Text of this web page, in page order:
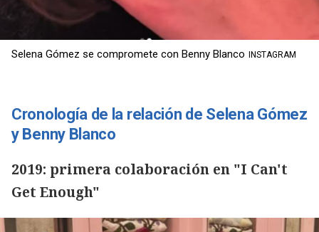
Selena Gómez se compromete con Benny Blanco INSTAGRAM
Cronología de la relación de Selena Gómez
y Benny Blanco
2019: primera colaboración en "I Can't
Get Enough"